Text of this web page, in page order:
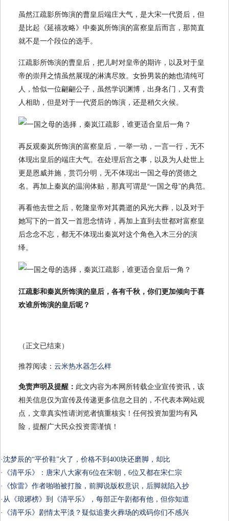
虽然江疏影所饰演的曹皇后端庄大气，是大宋一代贤后，但
是比起《延禧攻略》中秦岚所饰演的富察皇后而言，那简直
就不是一个段位的选手。
江疏影所饰演的曹皇后，把儿时对皇帝的期许，以及对于皇
帝的崇拜之情虽然展现的淋漓尽致。女扮男装的她也清纯可
人，恰似一位翩翩公子，虽然学识渊博，出身名门，又有贵
人相助，但是对于一代贤后的饰演，还是稍欠火候。
再反观秦岚所饰演的富察皇后，一举一动，一言一行，无不
体现出皇后的端庄大气。在处理后宫之事，以及为人处世上
更是恩威并施，赏罚分明，无不体现出一国之母的贤德之
名。再加上秦岚的温润体贴，那真可谓是“一国之母”的典范。
再看他去世之后，乾隆皇帝对其薨逝的风光大葬，以及对于
她写下的一首又一首思念情诗，再加上直到去世都对富察皇
后念念不忘，都无不体现出秦岚对这个角色入木三分的演
绎。
江疏影和秦岚所饰演的皇后，各有千秋，你们更加倾向于喜
欢谁所饰演的皇后呢？
（正文已结束）
推荐阅读： 云米热水器怎么样
免责声明及提醒： 此文内容为本网所转载企业宣传资讯，该
相关信息仅为宣传及传递更多信息之目的，不代表本网站观
点，文章真实性请浏览者慎重核实！任何投资加盟均有风
险，提醒广大民众投资需谨慎！
·沈梦辰的“平价鞋”火了，价格不到400块还磨脚，却比
·
《清平乐》：唐宋八大家有6位在宋朝，6位又都在宋仁宗
·
《惊雷》作者啪啪被打脸，前脚说版权意识，后脚就陷入抄
· 从《琅琊榜》到《清平乐》，每部正午剧都有他，但你知道
·
《清平乐》剧情太平淡？疑似追妻火葬场的戏码你们不感兴